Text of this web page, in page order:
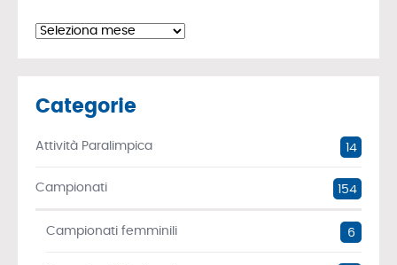
Archivi
Categorie
Attività Paralimpica 14
Campionati 154
Campionati femminili 6